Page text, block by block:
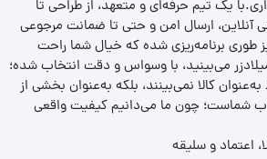
یک تیم حرفه‌ای و متعهد، از طراحی تا
آنلاین، ارسال امن و حتی تا ضمانت مرجوعی
طوری برنامه‌ریزی شده که خیال شما راحت
می‌بینید، با وسواس و دقت انتخاب شده؛
کالا نمی‌بینند، بلکه به‌عنوان بخشی از
شماست؛ چون ما می‌دانیم کیفیت واقعی
اعتماد و سلیقه